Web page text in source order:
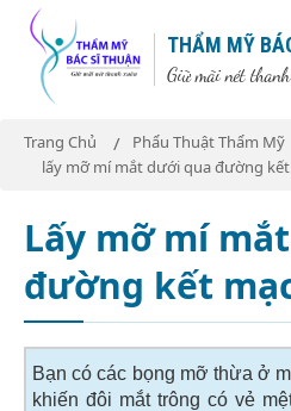
THẨM MỸ
Giữ mãi nét
Trang Chủ Phẩu Thuật Thẩm Mỹ
lấy mỡ mí mắt dưới qua đường
Lấy mỡ mí
đường kết
Bạn có các bọng mỡ thừa ở
khiến đôi mắt trông có vẻ